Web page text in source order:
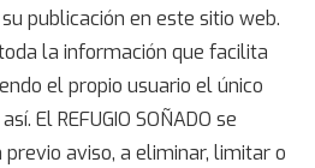
publicación en este sitio web.
la información que facilita
el propio usuario el único
El REFUGIO SOÑADO se
aviso, a eliminar, limitar o